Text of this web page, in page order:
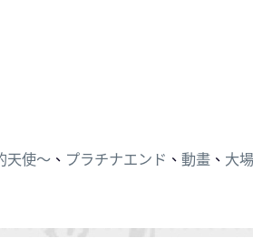
天使～、 プラチナエンド 、 動畫、 大場